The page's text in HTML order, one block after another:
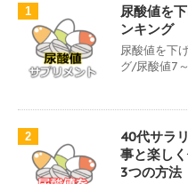
1
尿酸値を
ンキング
尿酸値を下
グ/尿酸値7
2
40代サラ
事と楽し
3つの方法